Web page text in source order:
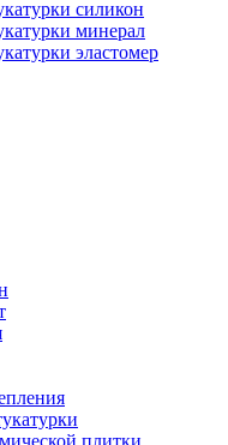
силикон
минерал
эластомер
плитки